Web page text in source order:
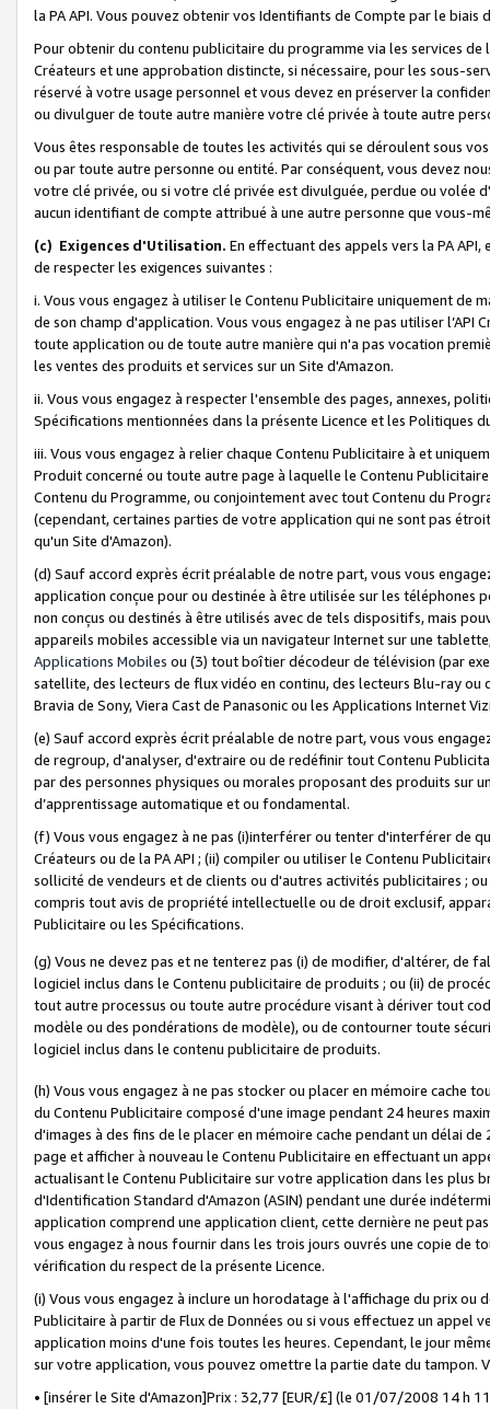
la PA API. Vous pouvez obtenir vos Identifiants de Compte par le biais
Pour obtenir du contenu publicitaire du programme via les services
Créateurs et une approbation distincte, si nécessaire, pour les sous-
réservé à votre usage personnel et vous devez en préserver la
ou divulguer de toute autre manière votre clé privée à toute autre
Vous êtes responsable de toutes les activités qui se déroulent sous
ou par toute autre personne ou entité. Par conséquent, vous devez
votre clé privée, ou si votre clé privée est divulguée, perdue ou volée
aucun identifiant de compte attribué à une autre personne que vous-
(c) Exigences d'Utilisation. En effectuant des appels vers la PA
de respecter les exigences suivantes :
i. Vous vous engagez à utiliser le Contenu Publicitaire uniquement de
de son champ d'application. Vous vous engagez à ne pas utiliser l’API
toute application ou de toute autre manière qui n'a pas vocation
les ventes des produits et services sur un Site d'Amazon.
ii. Vous vous engagez à respecter l'ensemble des pages, annexes,
Spécifications mentionnées dans la présente Licence et les Politiques
iii. Vous vous engagez à relier chaque Contenu Publicitaire à et
Produit concerné ou toute autre page à laquelle le Contenu
Contenu du Programme, ou conjointement avec tout Contenu du
(cependant, certaines parties de votre application qui ne sont pas
qu'un Site d'Amazon).
(d) Sauf accord exprès écrit préalable de notre part, vous vous
application conçue pour ou destinée à être utilisée sur les téléphones
non conçus ou destinés à être utilisés avec de tels dispositifs, mais
appareils mobiles accessible via un navigateur Internet sur une
Applications Mobiles ou (3) tout boîtier décodeur de télévision (par
satellite, des lecteurs de flux vidéo en continu, des lecteurs Blu-ray
Bravia de Sony, Viera Cast de Panasonic ou les Applications Internet
(e) Sauf accord exprès écrit préalable de notre part, vous vous
de regroup, d'analyser, d'extraire ou de redéfinir tout Contenu
par des personnes physiques ou morales proposant des produits sur
d’apprentissage automatique et ou fondamental.
(f) Vous vous engagez à ne pas (i)interférer ou tenter d'interférer de
Créateurs ou de la PA API ; (ii) compiler ou utiliser le Contenu
sollicité de vendeurs et de clients ou d'autres activités publicitaires ;
compris tout avis de propriété intellectuelle ou de droit exclusif,
Publicitaire ou les Spécifications.
(g) Vous ne devez pas et ne tenterez pas (i) de modifier, d'altérer, de
logiciel inclus dans le Contenu publicitaire de produits ; ou (ii) de
tout autre processus ou toute autre procédure visant à dériver tout
modèle ou des pondérations de modèle), ou de contourner toute
logiciel inclus dans le contenu publicitaire de produits.
(h) Vous vous engagez à ne pas stocker ou placer en mémoire cache
du Contenu Publicitaire composé d'une image pendant 24 heures
d'images à des fins de le placer en mémoire cache pendant un délai
page et afficher à nouveau le Contenu Publicitaire en effectuant un
actualisant le Contenu Publicitaire sur votre application dans les plus
d'Identification Standard d'Amazon (ASIN) pendant une durée
application comprend une application client, cette dernière ne peut
vous engagez à nous fournir dans les trois jours ouvrés une copie de
vérification du respect de la présente Licence.
(i) Vous vous engagez à inclure un horodatage à l'affichage du prix
Publicitaire à partir de Flux de Données ou si vous effectuez un appel
application moins d'une fois toutes les heures. Cependant, le jour
sur votre application, vous pouvez omettre la partie date du tampon.
• [insérer le Site d'Amazon]Prix : 32,77 [EUR/£] (le 01/07/2008 14 h